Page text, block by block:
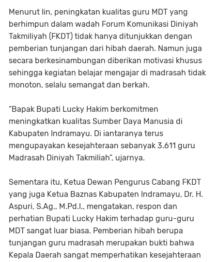
Menurut Iin, peningkatan kualitas guru MDT yang
berhimpun dalam wadah Forum Komunikasi Diniyah
Takmiliyah (FKDT) tidak hanya ditunjukkan dengan
pemberian tunjangan dari hibah daerah. Namun juga
secara berkesinambungan diberikan motivasi khusus
sehingga kegiatan belajar mengajar di madrasah tidak
monoton, selalu semangat dan berkah.
“Bapak Bupati Lucky Hakim berkomitmen
meningkatkan kualitas Sumber Daya Manusia di
Kabupaten Indramayu. Di iantaranya terus
mengupayakan kesejahteraan sebanyak 3.611 guru
Madrasah Diniyah Takmiliah”, ujarnya.
Sementara itu, Ketua Dewan Pengurus Cabang FKDT
yang juga Ketua Baznas Kabupaten Indramayu, Dr. H.
Aspuri, S.Ag., M.Pd.I., mengatakan, respon dan
perhatian Bupati Lucky Hakim terhadap guru-guru
MDT sangat luar biasa. Pemberian hibah berupa
tunjangan guru madrasah merupakan bukti bahwa
Kepala Daerah sangat memperhatikan kesejahteraan